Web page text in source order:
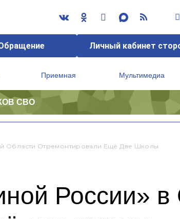
Личный кабинет
Приемная Мультимедиа
СВО
Области Отремонтировали Ещё Две Школы
России» в